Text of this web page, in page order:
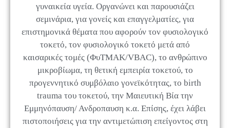
γυναικεία υγεία. Οργανώνει και παρουσιάζει
σεμινάρια, για γονείς και επαγγελματίες, για
επιστημονικά θέματα που αφορούν τον φυσιολογικό
τοκετό, τον φυσιολογικό τοκετό μετά από
καισαρικές τομές (ΦυΤΜΑΚ/VBAC), το ανθρώπινο
μικροβίωμα, τη θετική εμπειρία τοκετού, το
προγεννητικό συμβόλαιο γονεϊκότητας, το birth
trauma του τοκετού, την Μαιευτική Βία την
Εμμηνόπαυση/ Ανδροπαυση κ.α. Επίσης, έχει λάβει
πιστοποιήσεις για την αντιμετώπιση επείγοντος στη